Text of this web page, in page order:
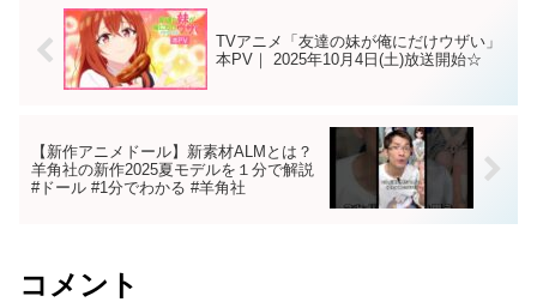
TVアニメ「友達の妹が俺にだけウザい」
本PV｜ 2025年10月4日(土)放送開始☆
【新作アニメドール】新素材ALMとは？
羊角社の新作2025夏モデルを１分で解説
#ドール #1分でわかる #羊角社
コメント